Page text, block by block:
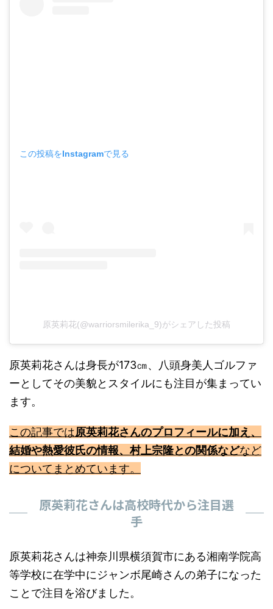
この投稿をInstagramで見る
原英莉花(@warriorsmilerika_9)がシェアした投稿
原英莉花さんは身長が173㎝、八頭身美人ゴルファ
ーとしてその美貌とスタイルにも注目が集まってい
ます。
この記事では原英莉花さんのプロフィールに加え、
結婚や熱愛彼氏の情報、村上宗隆との関係などなど
についてまとめています。
原英莉花さんは高校時代から注目選
手
原英莉花さんは神奈川県横須賀市にある湘南学院高
等学校に在学中にジャンボ尾崎さんの弟子になった
ことで注目を浴びました。